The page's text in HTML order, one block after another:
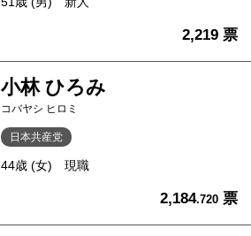
2,219 票
小林 ひろみ
コバヤシ ヒロミ
日本共産党
44歳 (女) 現職
2,184.720 票